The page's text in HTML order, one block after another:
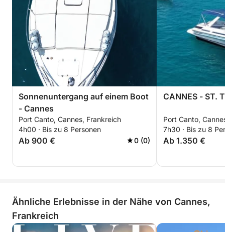
zusätzliche Ziele können je nach Entfernung
zusätzliche Kosten anfallen.
Diese Reise bietet die perfekte Kombination aus
Komfort, Flexibilität und Entdeckungen entlang der
Côte d’Azur.
Sonnenuntergang auf einem Boot
- Cannes
Port Canto, Cannes, Frankreich
4h00 · Bis zu 8 Personen
Ab 900 € 0 (0)
CANNES - ST.
Port Canto,
7h30 · Bis zu 8
Ab 1.350 €
Ähnliche Erlebnisse in der Nähe von Cannes,
Frankreich